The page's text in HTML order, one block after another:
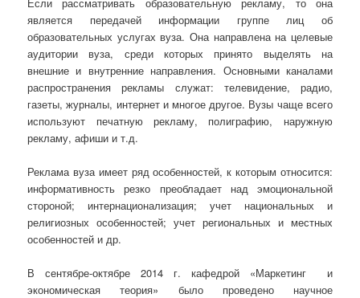
является передачей информации группе лиц об
образовательных услугах вуза. Она направлена на целевые
аудитории вуза, среди которых принято выделять на
внешние и внутренние направления. Основными каналами
распространения рекламы служат: телевидение, радио,
газеты, журналы, интернет и многое другое. Вузы чаще всего
используют печатную рекламу, полиграфию, наружную
рекламу, афиши и т.д.
Реклама вуза имеет ряд особенностей, к которым относится:
информативность резко преобладает над эмоциональной
стороной; интернационализация; учет национальных и
религиозных особенностей; учет региональных и местных
особенностей и др.
В сентябре-октябре 2014 г. кафедрой «Маркетинг и
экономическая теория» было проведено научное